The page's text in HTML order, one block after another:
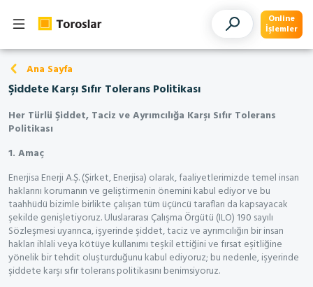
Online
İşlemler
Ana Sayfa
Şiddete Karşı Sıfır Tolerans Politikası
Her Türlü Şiddet, Taciz ve Ayrımcılığa Karşı Sıfır Tolerans
Politikası
1. Amaç
Enerjisa Enerji A.Ş. (Şirket, Enerjisa) olarak, faaliyetlerimizde temel insan
haklarını korumanın ve geliştirmenin önemini kabul ediyor ve bu
taahhüdü bizimle birlikte çalışan tüm üçüncü tarafları da kapsayacak
şekilde genişletiyoruz. Uluslararası Çalışma Örgütü (ILO) 190 sayılı
Sözleşmesi uyarınca, işyerinde şiddet, taciz ve ayrımcılığın bir insan
hakları ihlali veya kötüye kullanımı teşkil ettiğini ve fırsat eşitliğine
yönelik bir tehdit oluşturduğunu kabul ediyoruz; bu nedenle, işyerinde
şiddete karşı sıfır tolerans politikasını benimsiyoruz.